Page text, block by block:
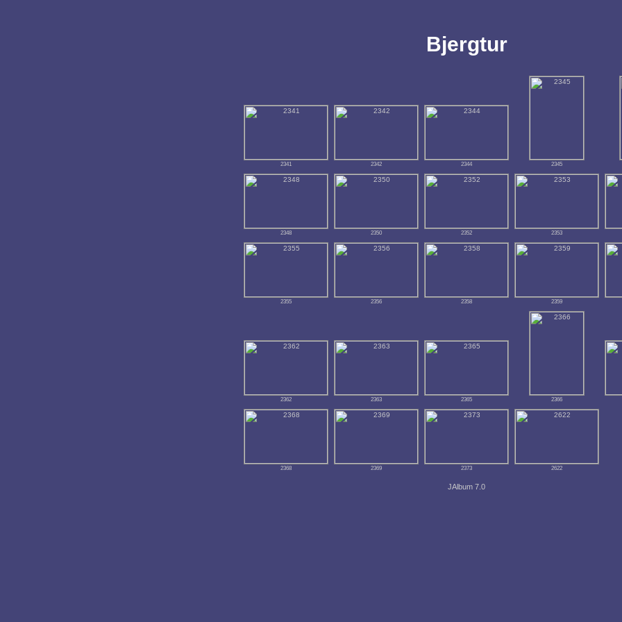
Bjergtur
2341 2342 2344 2345
2348 2350 2352 2353
2355 2356 2358 2359
2362 2363 2365 2366
2368 2369 2373 2622
JAlbum 7.0